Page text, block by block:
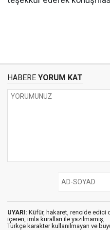
HABERE YORUM KAT
UYARI: Küfür, hakaret, rencide edici
içeren, imla kuralları ile yazılmamış,
Türkçe karakter kullanılmayan ve